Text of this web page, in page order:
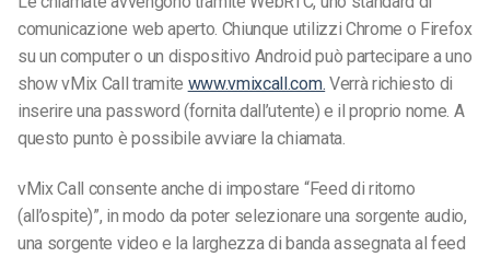
comunicazione web aperto. Chiunque utilizzi Chrome o Firefox
su un computer o un dispositivo Android può partecipare a uno
show vMix Call tramite www.vmixcall.com. Verrà richiesto di
inserire una password (fornita dall’utente) e il proprio nome. A
questo punto è possibile avviare la chiamata.
vMix Call consente anche di impostare “Feed di ritorno
(all’ospite)”, in modo da poter selezionare una sorgente audio,
una sorgente video e la larghezza di banda assegnata al feed